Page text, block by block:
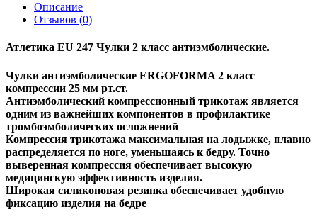
Описание
Отзывов (0)
Атлетика EU 247 Чулки 2 класс антиэмболические.
Чулки антиэмболические ERGOFORMA 2 класс
компрессии 25 мм рт.ст.
Антиэмболический компрессионный трикотаж является
одним из важнейших компонентов в профилактике
тромбоэмболических осложнений
Компрессия трикотажа максимальная на лодыжке, плавно
распределяется по ноге, уменьшаясь к бедру. Точно
выверенная компрессия обеспечивает высокую
медицинскую эффективность изделия.
Широкая силиконовая резинка обеспечивает удобную
фиксацию изделия на бедре